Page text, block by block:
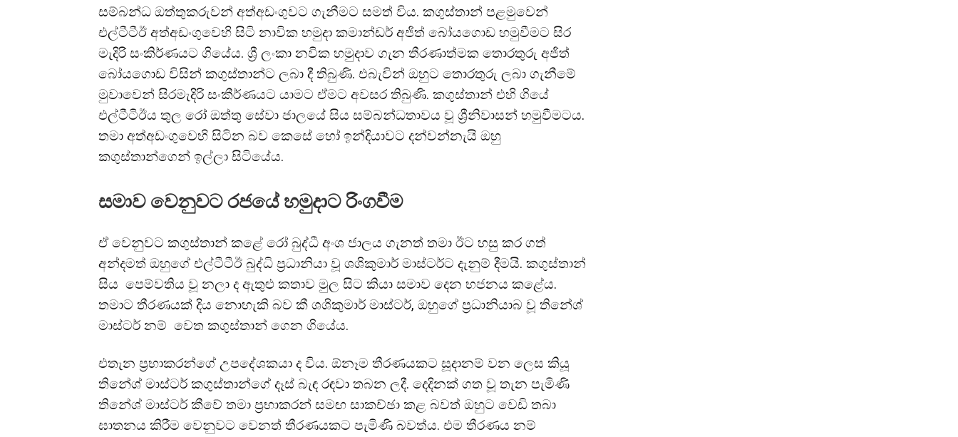
සම්බන්ධ ඔත්තුකරුවන් අත්අඩංගුවට ගැනීමට සමත් විය. කගුස්තාන් පළමුවෙන්
එල්ටීටීඊ අත්අඩංගුවෙහි සිටි නාවික හමුදා කමාන්ඩර් අජිත් බෝයගොඩ හමුවීමට සිර
මැදිරි සංකිර්ණයට ගියේය. ශ්‍රී ලංකා නවික හමුදාව ගැන තීරණාත්මක තොරතුරු අජිත්
බෝයගොඩ විසින් කගුස්තාන්ට ලබා දී තිබුණි. එබැවින් ඔහුට තොරතුරු ලබා ගැනීමේ
මුවාවෙන් සිරමැදිරි සංකීර්ණයට යාමට ඒමට අවසර තිබුණි. කගුස්තාන් එහි ගියේ
එල්ටීටිඊය තුල රෝ ඔත්තු සේවා ජාලයේ සිය සම්බන්ධතාවය වූ ශ්‍රීනිවාසන් හමුවීමටය.
තමා අත්අඩංගුවෙහි සිටින බව කෙසේ හෝ ඉන්දියාවට දන්වන්නැයි ඔහු
කගුස්තාන්ගෙන් ඉල්ලා සිටියේය.
සමාව වෙනුවට රජයේ හමුදාට රිංගවීම
ඒ වෙනුවට කගුස්තාන් කළේ රෝ බුද්ධී අංශ ජාලය ගැනත් තමා ඊට හසු කර ගත්
අන්දමත් ඔහුගේ එල්ටීටීඊ බුද්ධි ප්‍රධානියා වූ ශශිකුමාර් මාස්ටර්ට දැනුම් දීමයි. කගුස්තාන්
සිය පෙම්වතිය වූ නලා ද ඇතුළු කතාව මුල සිට කියා සමාව දෙන භජනය කළේය.
තමාට තීරණයක් දිය නොහැකි බව කී ශශිකුමාර් මාස්ටර්, ඔහුගේ ප්‍රධානියාබ වූ තිනේශ්
මාස්ටර් නම් වෙත කගුස්තාන් ගෙන ගියේය.
එතැන ප්‍රභාකරන්ගේ උපදේශකයා ද විය. ඕනෑම තීරණයකට සූදානම් වන ලෙස කියූ
තිනේශ් මාස්ටර් කගුස්තාන්ගේ දෑස් බැඳ රඳවා තබන ලදී. දෙදිනක් ගත වූ තැන පැමිණි
තිනේශ් මාස්ටර් කීවේ තමා ප්‍රභාකරන් සමඟ සාකච්ඡා කළ බවත් ඔහුට වෙඩි තබා
ඝාතනය කිරීම වෙනුවට වෙනත් තීරණයකට පැමිණි බවත්ය. එම තීරණය නම්